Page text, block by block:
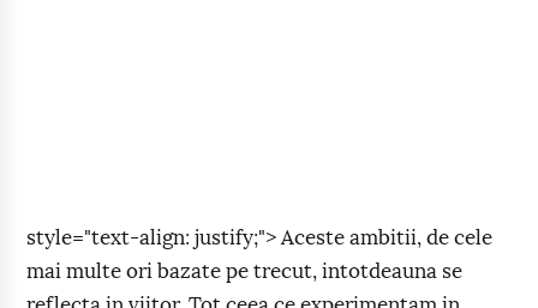
style="text-align: justify;"> Aceste ambitii, de cele
mai multe ori bazate pe trecut, intotdeauna se